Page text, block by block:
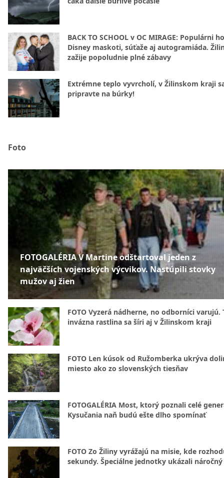
BACK TO SCHOOL v OC MIRAGE: Populárni
Disney maskoti, súťaže aj autogramiáda.
zažije popoludnie plné zábavy
Extrémne teplo vyvrcholí, v Žilinskom kraji
pripravte na búrky!
Foto
FOTOGALÉRIA V Martine odštartoval jeden z
najväčších vojenských výcvikov. Nastúpili stovky
mužov aj žien
FOTO Vyzerá nádherne, no odborníci varujú.
invázna rastlina sa šíri aj v Žilinskom kraji
FOTO Len kúsok od Ružomberka ukrýva
miesto ako zo slovenských tiesňav
FOTOGALÉRIA Most, ktorý poznali celé
Kysučania naň budú ešte dlho spomínať
FOTO Zo Žiliny vyrážajú na misie, kde
sekundy. Špeciálne jednotky ukázali